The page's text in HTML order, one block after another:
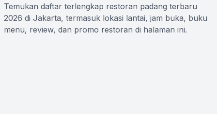
Temukan daftar terlengkap restoran padang terbaru
2026 di Jakarta, termasuk lokasi lantai, jam buka, buku
menu, review, dan promo restoran di halaman ini.